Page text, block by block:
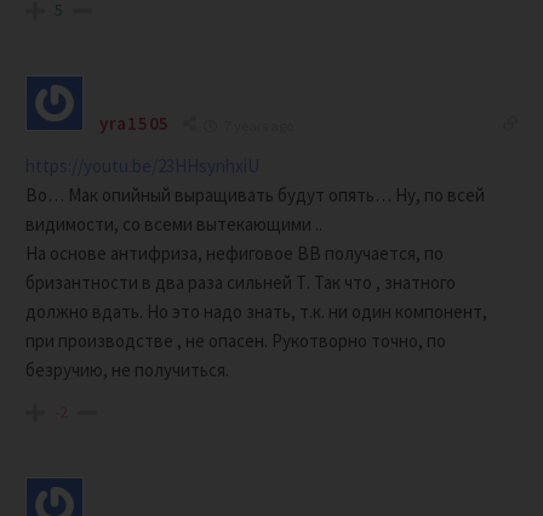
5
yra1505
https://youtu.be/23HHsynhxiU
Во… Мак опийный выращивать будут опять… Ну, по всей
видимости, со всеми вытекающими ..
На основе антифриза, нефиговое ВВ получается, по
бризантности в два раза сильней Т. Так что , знатного
должно вдать. Но это надо знать, т.к. ни один компонент,
при производстве , не опасен. Рукотворно точно, по
безручию, не получиться.